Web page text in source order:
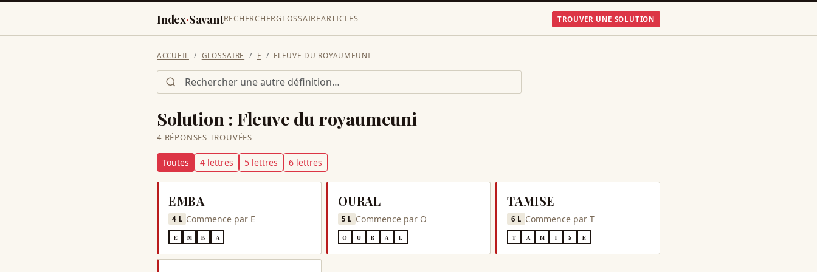
Index·SavantRECHERCHERGLOSSAIREARTICLES TROUVER UNE SOLUTION
ACCUEIL GLOSSAIRE F FLEUVE DU ROYAUMEUNI
Solution : Fleuve du royaumeuni
4 RÉPONSES TROUVÉES
Toutes 4 lettres 5 lettres 6 lettres
EMBA
4L Commence par E
E M B A
OURAL
5 L Commence par O
O U R A L
TAMISE
6 L Commence par T
T A M I S E